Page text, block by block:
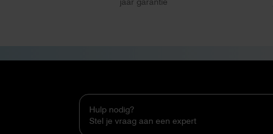
jaar garantie
Hulp nodig?
Stel je vraag aan een expert